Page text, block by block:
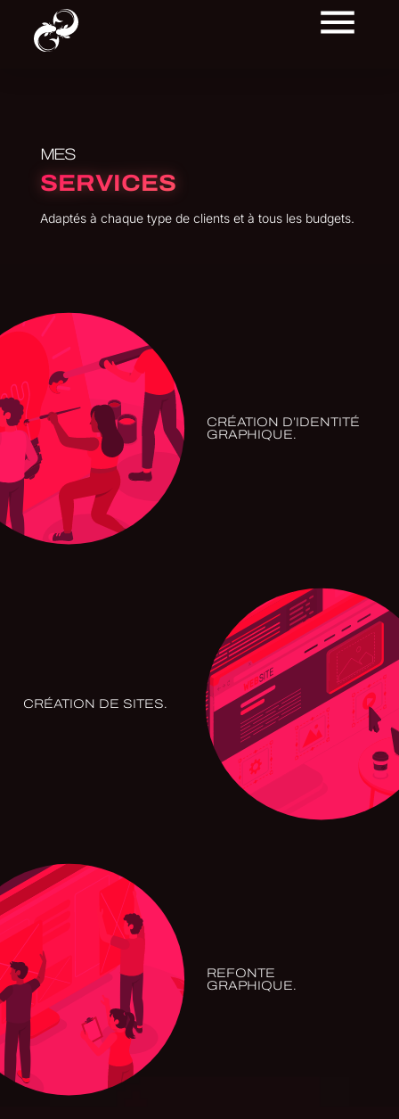
MES
SERVICES
Adaptés à chaque type de clients et à tous les budgets.
CRÉATION D’IDENTITÉ
GRAPHIQUE.
CRÉATION DE SITES.
REFONTE
GRAPHIQUE.